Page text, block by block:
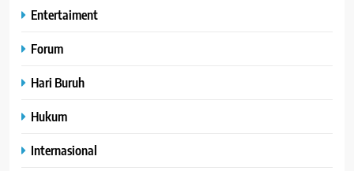
Entertaiment
Forum
Hari Buruh
Hukum
Internasional